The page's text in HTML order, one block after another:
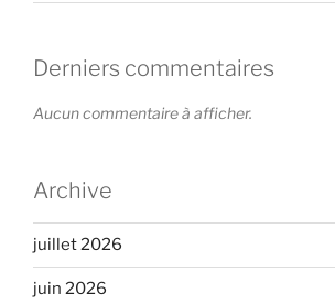
Derniers commentaires
Aucun commentaire à afficher.
Archive
juillet 2026
juin 2026